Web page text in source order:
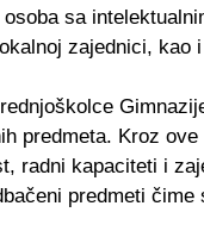
sa
zajednici, kao i
predmeta. Kroz ove
radni kapaciteti i
predmeti čime